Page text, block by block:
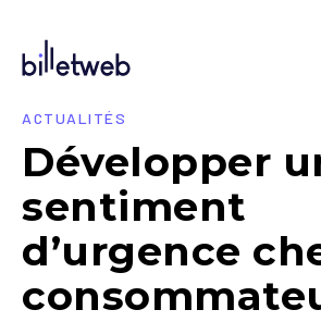
ACTUALITÉS
Développer
sentiment
d’urgence